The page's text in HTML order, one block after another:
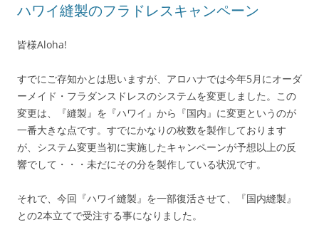
ハワイ縫製のフラドレスキャンペーン
皆様Aloha!
すでにご存知かとは思いますが、アロハナでは今年5月にオーダ
ーメイド・フラダンスドレスのシステムを変更しました。この
変更は、『縫製』を『ハワイ』から『国内』に変更というのが
一番大きな点です。すでにかなりの枚数を製作しております
が、システム変更当初に実施したキャンペーンが予想以上の反
響でして・・・未だにその分を製作している状況です。
それで、今回『ハワイ縫製』を一部復活させて、『国内縫製』
との2本立てで受注する事になりました。